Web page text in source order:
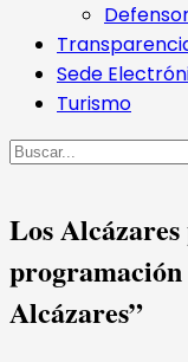
Sede
Turismo
Buscar
Los
programación
Alcázares”